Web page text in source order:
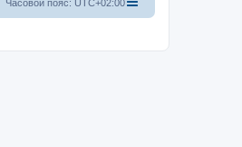
Часовой пояс: UTC+02:00